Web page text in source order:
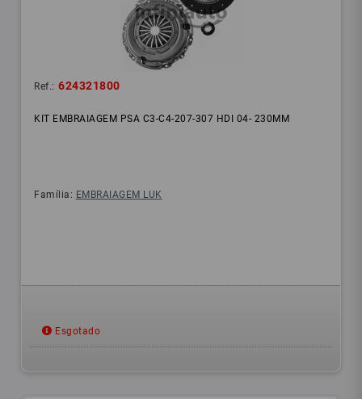
Ref.: 624321800
KIT EMBRAIAGEM PSA C3-C4-207-307 HDI 04- 230MM
Família: EMBRAIAGEM LUK
Esgotado